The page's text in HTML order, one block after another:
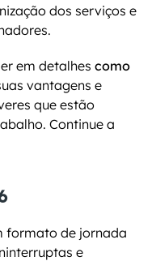
dos serviços e
em detalhes como
vantagens e
que estão
Continue a
formato de jornada
e